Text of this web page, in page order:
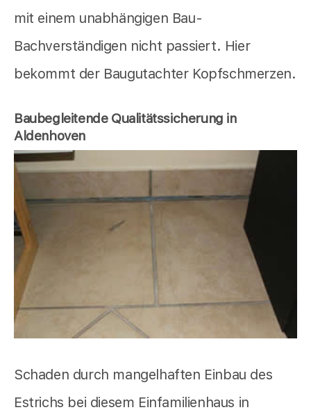
mit einem unabhängigen Bau-
Bachverständigen nicht passiert. Hier
bekommt der Baugutachter Kopfschmerzen.
Baubegleitende Qualitätssicherung in
Aldenhoven
Schaden durch mangelhaften Einbau des
Estrichs bei diesem Einfamilienhaus in